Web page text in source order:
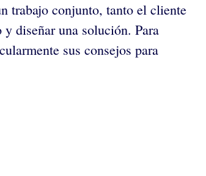
trabajo conjunto, tanto el cliente
diseñar una solución. Para
sus consejos para